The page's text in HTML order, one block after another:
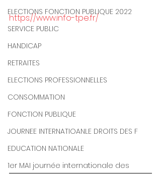
ELECTIONS FONCTION PUBLIQUE 2022
SERVICE PUBLIC
HANDICAP
RETRAITES
ELECTIONS PROFESSIONNELLES
CONSOMMATION
FONCTION PUBLIQUE
JOURNEE INTERNATIOANLE DROITS DES F
EDUCATION NATIONALE
1er MAI journée internationale des
https://www.info-tpe.fr/